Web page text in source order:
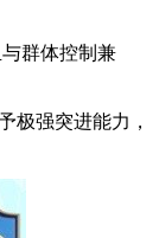
群体控制兼
极强突进能力，